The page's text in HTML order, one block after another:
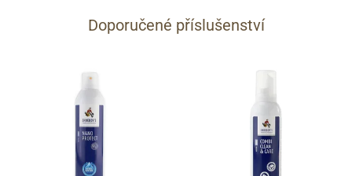
Doporučené příslušenství